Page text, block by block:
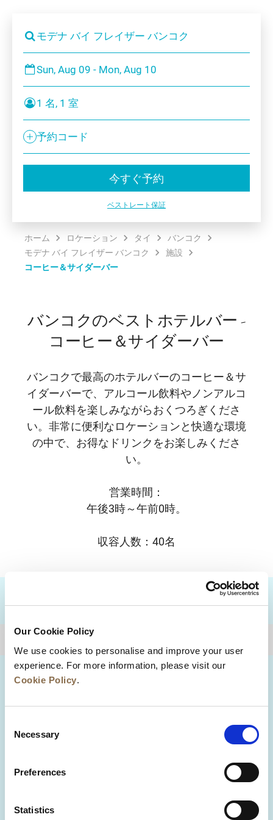
Our Cookie Policy
We use cookies to personalise and improve your user
experience. For more information, please visit our
Cookie Policy.
Selection
Necessary
Preferences
Statistics
モデナ バイ フレイザー バンコク
Sun, Aug 09 - Mon, Aug 10
1 名, 1 室
予約コード
今すぐ予約
ベストレート保証
ホーム ロケーション タイ
バンコク
モデナ バイ フレイザー バンコク
施設
コーヒー＆サイダーバー
バンコクのベストホテルバー -
コーヒー＆サイダーバー
バンコクで最高のホテルバーのコーヒー＆サ
イダーバーで、アルコール飲料やノンアルコ
ール飲料を楽しみながらおくつろぎくださ
い。非常に便利なロケーションと快適な環境
の中で、お得なドリンクをお楽しみくださ
い。
営業時間：
午後3時～午前0時。
収容人数：40名